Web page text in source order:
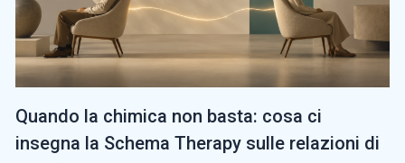
Quando la chimica non basta: cosa ci
insegna la Schema Therapy sulle relazioni di